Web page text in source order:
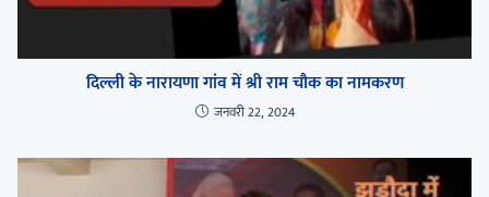
दिल्ली के नारायणा गांव में श्री राम चौक का नामकरण
जनवरी 22, 2024